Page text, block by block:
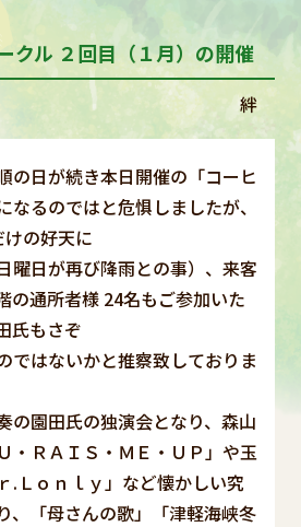
クル ２回目（１月）の開催
絆
の日が続き本日開催の「コーヒ
なるのではと危惧しましたが、
の好天に
曜日が再び降雨との事）、来客
の通所者様 24名もご参加いた
氏もさぞ
ではないかと推察致しておりま
の園田氏の独演会となり、森山
・ＲＡＩＳ・ＭＥ・ＵＰ」や玉
.Ｌｏｎｌｙ」など懐かしい究
、「母さんの歌」「津軽海峡冬